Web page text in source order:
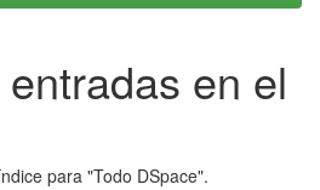
en el
para "Todo DSpace".